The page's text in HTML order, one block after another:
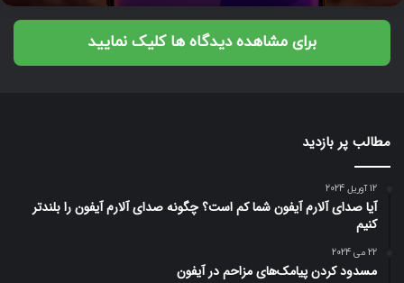
برای مشاهده دیدگاه ها کلیک نمایید
مطالب پر بازدید
12 آوریل 2024
آیا صدای آلارم آیفون شما کم است؟ چگونه صدای آلارم آیفون را بلندتر
کنیم
22 می 2024
مسدود کردن پیامک‌های مزاحم در آیفون